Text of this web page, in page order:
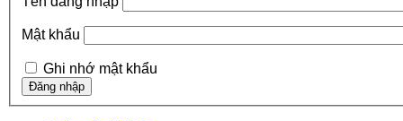
Mật khẩu
Ghi nhớ mật khẩu